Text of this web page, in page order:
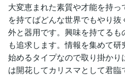
大変恵まれた素質や才能を持
を持てばどんな世界でもやり
外と器用です。興味を持てる
も追求します。情報を集めて
始めるタイプなので取り掛か
は開花してカリスマとして君臨